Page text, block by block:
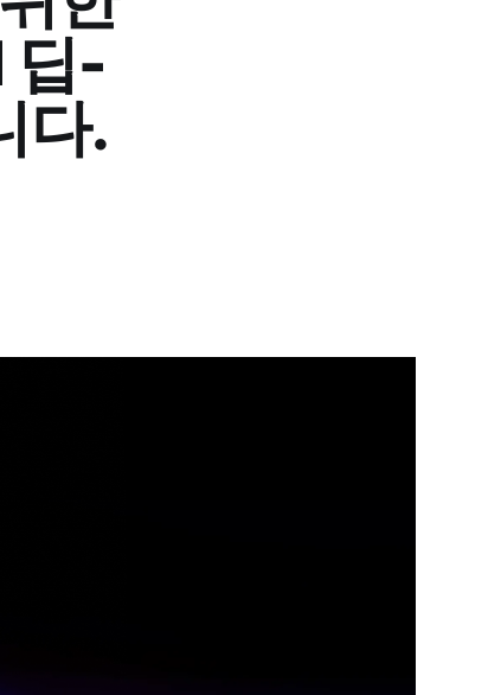
딥-
다.